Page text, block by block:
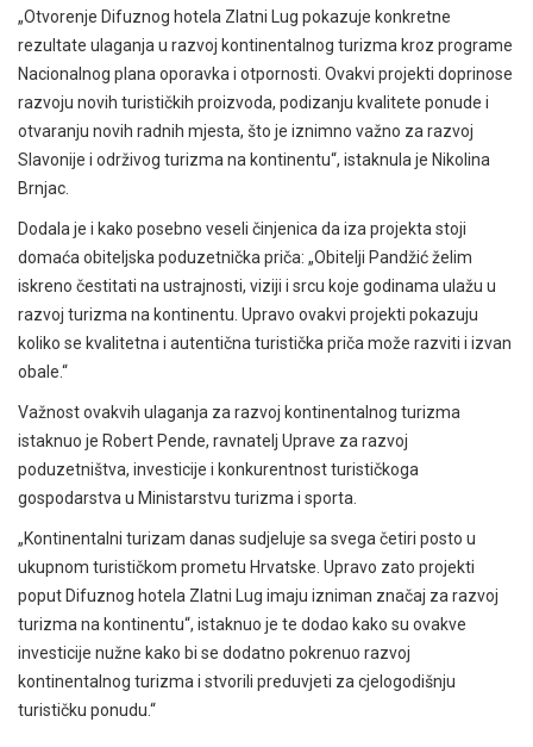
„Otvorenje Difuznog hotela Zlatni Lug pokazuje konkretne
rezultate ulaganja u razvoj kontinentalnog turizma kroz programe
Nacionalnog plana oporavka i otpornosti. Ovakvi projekti doprinose
razvoju novih turističkih proizvoda, podizanju kvalitete ponude i
otvaranju novih radnih mjesta, što je iznimno važno za razvoj
Slavonije i održivog turizma na kontinentu“, istaknula je Nikolina
Brnjac.
Dodala je i kako posebno veseli činjenica da iza projekta stoji
domaća obiteljska poduzetnička priča: „Obitelji Pandžić želim
iskreno čestitati na ustrajnosti, viziji i srcu koje godinama ulažu u
razvoj turizma na kontinentu. Upravo ovakvi projekti pokazuju
koliko se kvalitetna i autentična turistička priča može razviti i izvan
obale.“
Važnost ovakvih ulaganja za razvoj kontinentalnog turizma
istaknuo je Robert Pende, ravnatelj Uprave za razvoj
poduzetništva, investicije i konkurentnost turističkoga
gospodarstva u Ministarstvu turizma i sporta.
„Kontinentalni turizam danas sudjeluje sa svega četiri posto u
ukupnom turističkom prometu Hrvatske. Upravo zato projekti
poput Difuznog hotela Zlatni Lug imaju izniman značaj za razvoj
turizma na kontinentu“, istaknuo je te dodao kako su ovakve
investicije nužne kako bi se dodatno pokrenuo razvoj
kontinentalnog turizma i stvorili preduvjeti za cjelogodišnju
turističku ponudu.“